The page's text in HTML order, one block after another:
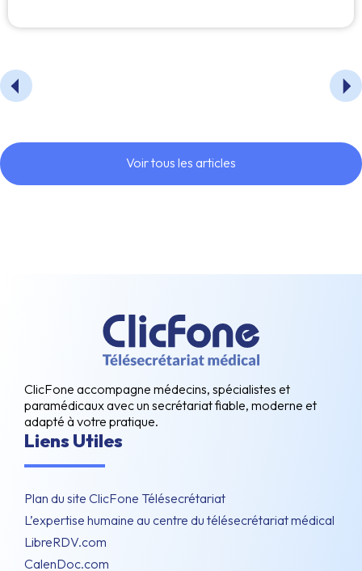
Voir tous les articles
ClicFone accompagne médecins, spécialistes et
paramédicaux avec un secrétariat fiable, moderne et
adapté à votre pratique.
Liens Utiles
Plan du site ClicFone Télésecrétariat
L’expertise humaine au centre du télésecrétariat médical
LibreRDV.com
CalenDoc.com